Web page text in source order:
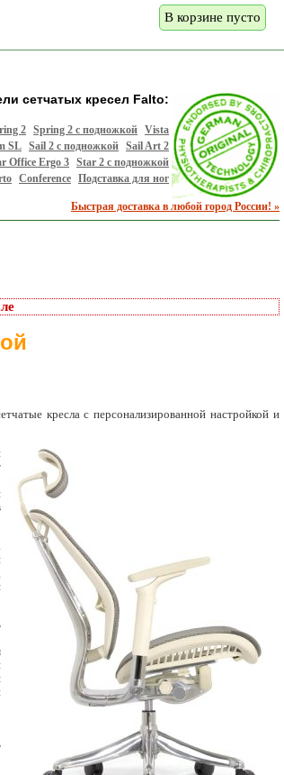
В корзине пусто
сетчатых кресел Falto:
2 Spring 2 с подножкой Vista
SL Sail 2 с подножкой Sail Art 2
Office Ergo 3 Star 2 с подножкой
Conference Подставка для ног
Быстрая доставка в любой город России! »
кресла с персонализированной настройкой и